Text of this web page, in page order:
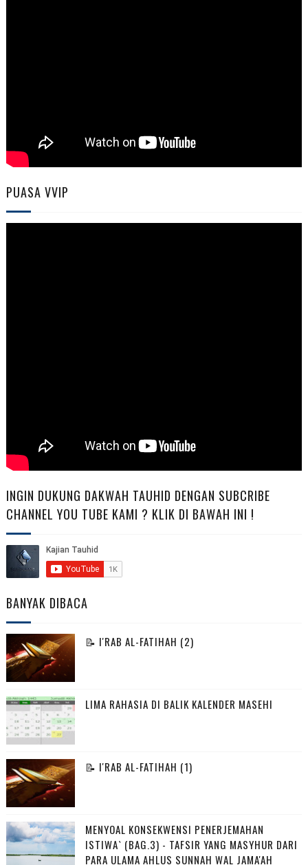
PUASA VVIP
INGIN DUKUNG DAKWAH TAUHID DENGAN SUBCRIBE
CHANNEL YOU TUBE KAMI ? KLIK DI BAWAH INI !
BANYAK DIBACA
📝 I'RAB AL-FATIHAH (2)
LIMA RAHASIA DI BALIK KALENDER MASEHI
📝 I'RAB AL-FATIHAH (1)
MENYOAL KONSEKWENSI PENERJEMAHAN
ISTIWA` (BAG.3) - TAFSIR YANG MASYHUR DARI
PARA ULAMA AHLUS SUNNAH WAL JAMA'AH